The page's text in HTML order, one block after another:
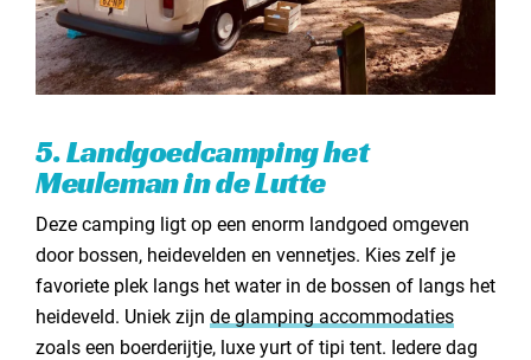
5. Landgoedcamping het
Meuleman in de Lutte
Deze camping ligt op een enorm landgoed omgeven
door bossen, heidevelden en vennetjes. Kies zelf je
favoriete plek langs het water in de bossen of langs het
heideveld. Uniek zijn de glamping accommodaties
zoals een boerderijtje, luxe yurt of tipi tent. Iedere dag